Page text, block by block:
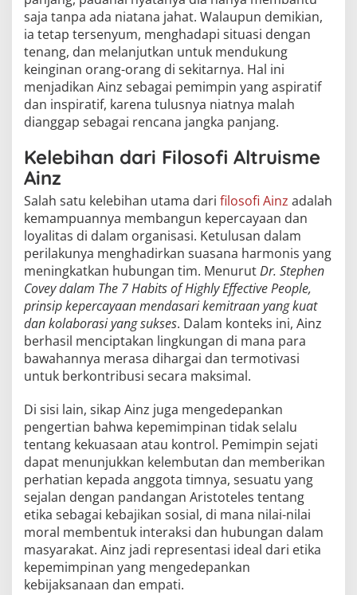
saja tanpa ada niatana jahat. Walaupun demikian,
ia tetap tersenyum, menghadapi situasi dengan
tenang, dan melanjutkan untuk mendukung
keinginan orang-orang di sekitarnya. Hal ini
menjadikan Ainz sebagai pemimpin yang aspiratif
dan inspiratif, karena tulusnya niatnya malah
dianggap sebagai rencana jangka panjang.
Kelebihan dari Filosofi Altruisme
Ainz
Salah satu kelebihan utama dari filosofi Ainz adalah
kemampuannya membangun kepercayaan dan
loyalitas di dalam organisasi. Ketulusan dalam
perilakunya menghadirkan suasana harmonis yang
meningkatkan hubungan tim. MenurutDr. Stephen
Covey dalam The 7 Habits of Highly Effective People,
prinsip kepercayaan mendasari kemitraan yang kuat
dan kolaborasi yang sukses. Dalam konteks ini, Ainz
berhasil menciptakan lingkungan di mana para
bawahannya merasa dihargai dan termotivasi
untuk berkontribusi secara maksimal.
Di sisi lain, sikap Ainz juga mengedepankan
pengertian bahwa kepemimpinan tidak selalu
tentang kekuasaan atau kontrol. Pemimpin sejati
dapat menunjukkan kelembutan dan memberikan
perhatian kepada anggota timnya, sesuatu yang
sejalan dengan pandangan Aristoteles tentang
etika sebagai kebajikan sosial, di mana nilai-nilai
moral membentuk interaksi dan hubungan dalam
masyarakat. Ainz jadi representasi ideal dari etika
kepemimpinan yang mengedepankan
kebijaksanaan dan empati.